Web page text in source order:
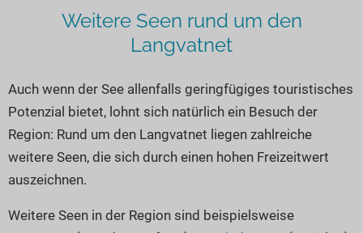
alle Länder…Weitere Seen rund um den
Langvatnet
Auch wenn der See allenfalls geringfügiges touristisches
Potenzial bietet, lohnt sich natürlich ein Besuch der
Region: Rund um den Langvatnet liegen zahlreiche
weitere Seen, die sich durch einen hohen Freizeitwert
auszeichnen.
Weitere Seen in der Region sind beispielsweise